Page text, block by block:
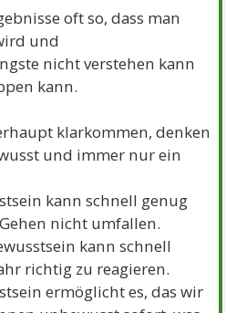
oft so, dass man
und
nicht verstehen kann
kann.
klarkommen, denken
und immer nur ein
kann schnell genug
nicht umfallen.
kann schnell
richtig zu reagieren.
ermöglicht es, das wir